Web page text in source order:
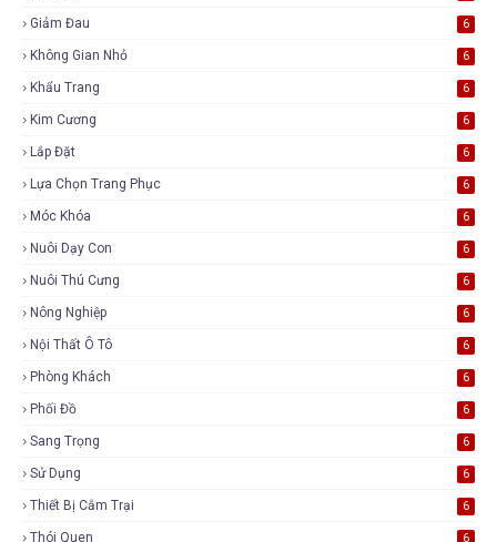
Giảm Đau 6
Không Gian Nhỏ 6
Khẩu Trang 6
Kim Cương 6
Lắp Đặt 6
Lựa Chọn Trang Phục 6
Móc Khóa 6
Nuôi Dạy Con 6
Nuôi Thú Cưng 6
Nông Nghiệp 6
Nội Thất Ô Tô 6
Phòng Khách 6
Phối Đồ 6
Sang Trọng 6
Sử Dụng 6
Thiết Bị Cắm Trại 6
Thói Quen 6